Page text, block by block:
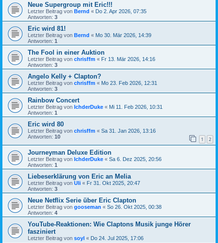
Neue Supergroup mit Eric!!!
Letzter Beitrag von Bernd « Do 2. Apr 2026, 07:35
Antworten: 3
Eric wird 81!
Letzter Beitrag von Bernd « Mo 30. Mär 2026, 14:39
Antworten: 1
The Fool in einer Auktion
Letzter Beitrag von chrisffm « Fr 13. Mär 2026, 14:16
Antworten: 3
Angelo Kelly + Clapton?
Letzter Beitrag von chrisffm « Mo 23. Feb 2026, 12:31
Antworten: 3
Rainbow Concert
Letzter Beitrag von IchderDuke « Mi 11. Feb 2026, 10:31
Antworten: 1
Eric wird 80
Letzter Beitrag von chrisffm « Sa 31. Jan 2026, 13:16
Antworten: 10 1 2
Journeyman Deluxe Edition
Letzter Beitrag von IchderDuke « Sa 6. Dez 2025, 20:56
Antworten: 1
Liebeserklärung von Eric an Melia
Letzter Beitrag von Uli « Fr 31. Okt 2025, 20:47
Antworten: 3
Neue Netflix Serie über Eric Clapton
Letzter Beitrag von gooseman « So 26. Okt 2025, 00:38
Antworten: 4
YouTube-Reaktionen: Wie Claptons Musik junge Hörer
fasziniert
Letzter Beitrag von soyl « Do 24. Jul 2025, 17:06